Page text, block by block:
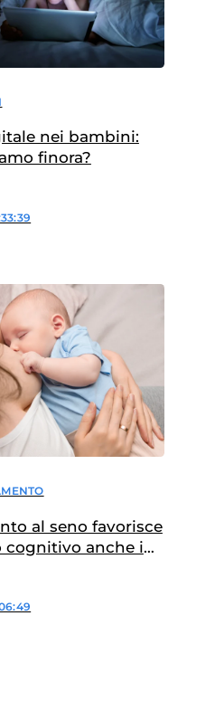
nei bambini:
finora?
al seno favorisce
cognitivo anche in